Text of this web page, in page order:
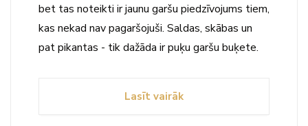
bet tas noteikti ir jaunu garšu piedzīvojums tiem,
kas nekad nav pagaršojuši. Saldas, skābas un
pat pikantas - tik dažāda ir puķu garšu buķete.
Lasīt vairāk